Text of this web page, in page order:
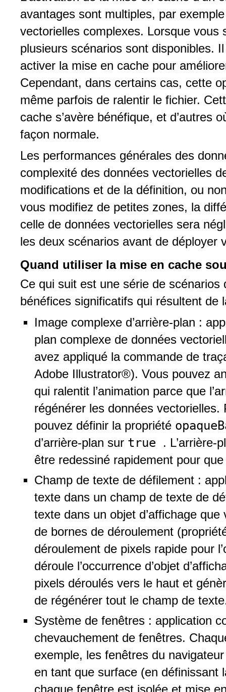
avantages sont multiples, par
vectorielles complexes. Lorsque
plusieurs scénarios sont disponibles.
activer la mise en cache pour
Cependant, dans certains cas, cette
même parfois de ralentir le fichier.
cache s’avère bénéfique, et d’autres
façon normale.
Les performances générales des
complexité des données vectorielles
modifications et de la définition, ou
vous modifiez de petites zones, la
celle de données vectorielles sera
les deux scénarios avant de déployer
Quand utiliser la mise en cache
Ce qui suit est une série de
bénéfices significatifs qui résultent
Image complexe d’arrière-plan :
plan complexe de données
avez appliqué la commande de
Adobe Illustrator®). Vous pouvez
qui ralentit l’animation parce que
régénérer les données
pouvez définir la propriété
d’arrière-plan sur true
. L’arrière-
être redessiné rapidement pour
Champ de texte de défilement :
texte dans un champ de texte de
texte dans un objet d’affichage
de bornes de déroulement
déroulement de pixels rapide pour
déroule l’occurrence d’objet
pixels déroulés vers le haut et
de régénérer tout le champ de
Système de fenêtres : application
chevauchement de fenêtres.
exemple, les fenêtres du
en tant que surface (en définissant